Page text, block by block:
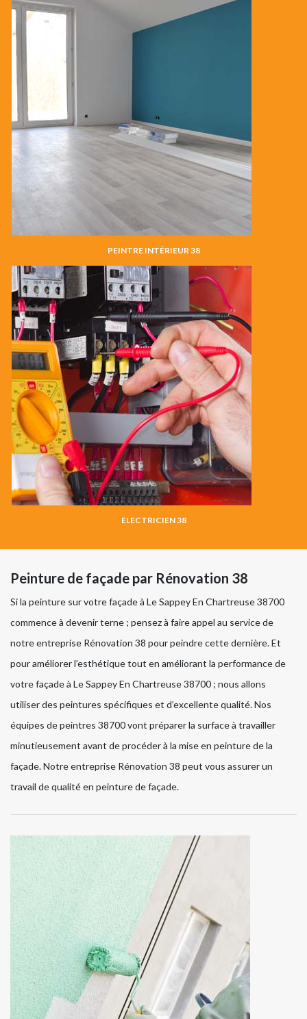
PEINTRE INTÉRIEUR 38
ELECTRICIEN 38
Peinture de façade par Rénovation 38
Si la peinture sur votre façade à Le Sappey En Chartreuse 38700
commence à devenir terne ; pensez à faire appel au service de
notre entreprise Rénovation 38 pour peindre cette dernière. Et
pour améliorer l’esthétique tout en améliorant la performance de
votre façade à Le Sappey En Chartreuse 38700 ; nous allons
utiliser des peintures spécifiques et d’excellente qualité. Nos
équipes de peintres 38700 vont préparer la surface à travailler
minutieusement avant de procéder à la mise en peinture de la
façade. Notre entreprise Rénovation 38 peut vous assurer un
travail de qualité en peinture de façade.